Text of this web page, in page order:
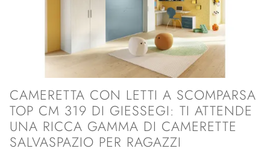
CAMERETTA CON LETTI A SCOMPARSA
TOP CM 319 DI GIESSEGI: TI ATTENDE
UNA RICCA GAMMA DI CAMERETTE
SALVASPAZIO PER RAGAZZI